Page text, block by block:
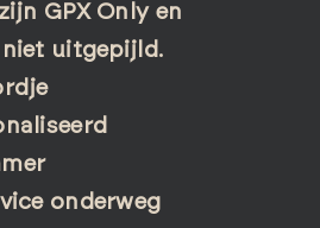
GPX Only en
uitgepijld.
onderweg